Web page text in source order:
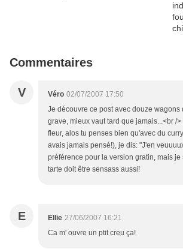
Commentaires
V Véro 02/07/2007 17:50
Je découvre ce post avec douze wagons
grave, mieux vaut tard que jamais...<br /
fleur, alos tu penses bien qu'avec du
avais jamais pensé!), je dis: "J'en
préférence pour la version gratin, mais je
tarte doit être sensass aussi!
E Ellie 27/06/2007 16:21
Ca m' ouvre un ptit creu ça!